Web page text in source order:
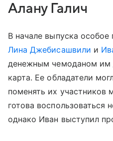
Алану Галич
В начале выпуска
Лина Джебисашвили и
денежным чемоданом им
карта. Ее обладатели
поменять их участников
готова воспользоваться
однако Иван выступил